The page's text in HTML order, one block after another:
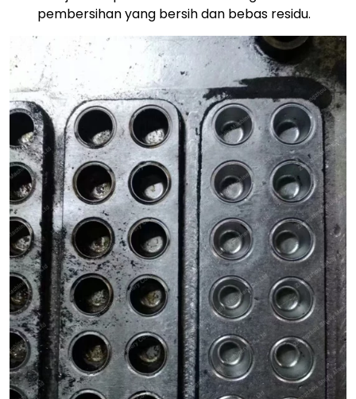
pembersihan yang bersih dan bebas residu.